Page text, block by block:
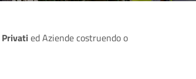
Privatied Aziende costruendo o